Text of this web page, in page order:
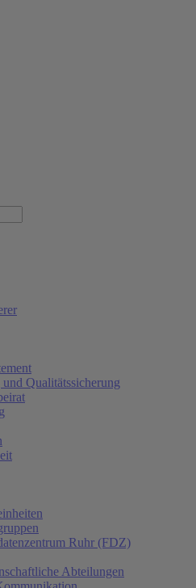
Qualitätssicherung
Ruhr (FDZ)
Abteilungen